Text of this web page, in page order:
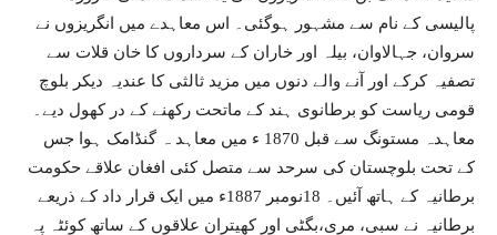
پالیسی کے نام سے مشہور ہوگئی۔ اس معاہدے میں انگریزوں نے
سروان، جہالاوان، بیلہ اور خاران کے سرداروں کا خان قلات سے
تصفیہ کرکے اور آنے والے دنوں میں مزید ثالثی کا عندیہ دیکر بلوچ
قومی ریاست کو برطانوی ہند کے ماتحت رکھنے کے در کھول دیے۔
معاہدہ مستونگ سے قبل 1870 ء میں معاہد ہ گنڈامک ہوا جس
کے تحت بلوچستان کی سرحد سے متصل کئی افغان علاقے حکومت
برطانیہ کے ہاتھ آئیں۔ 18نومبر 1887ء میں ایک قرار داد کے ذریعے
برطانیہ نے سبی، مری،بگٹی اور کھیتران علاقوں کے ساتھ کوئٹہ پہ